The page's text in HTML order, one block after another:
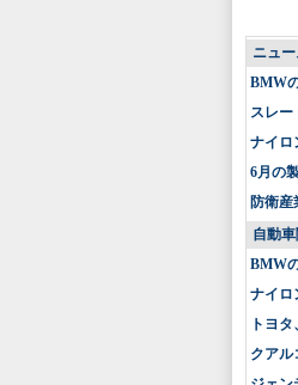
ニュー
BMW
スレー
ナイロ
6月の
防衛
自動
BMW
ナイロ
トヨ
クアル